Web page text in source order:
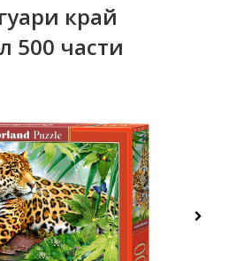
край
500 части